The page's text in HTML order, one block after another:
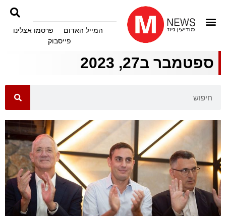
המייל האדום
פרסמו אצלינו
פייסבוק
ספטמבר ב27, 2023